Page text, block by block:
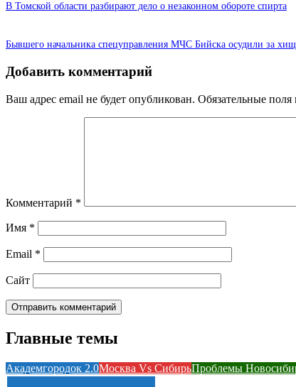
В Томской области разбирают дело о незаконном обороте спирта
Бывшего начальника спецуправления МЧС Бийска осудили за
Добавить комментарий
Ваш адрес email не будет опубликован. Обязательные
Комментарий *
Имя *
Email *
Сайт
Главные темы
Академгородок 2.0Москва Vs СибирьПроблемы